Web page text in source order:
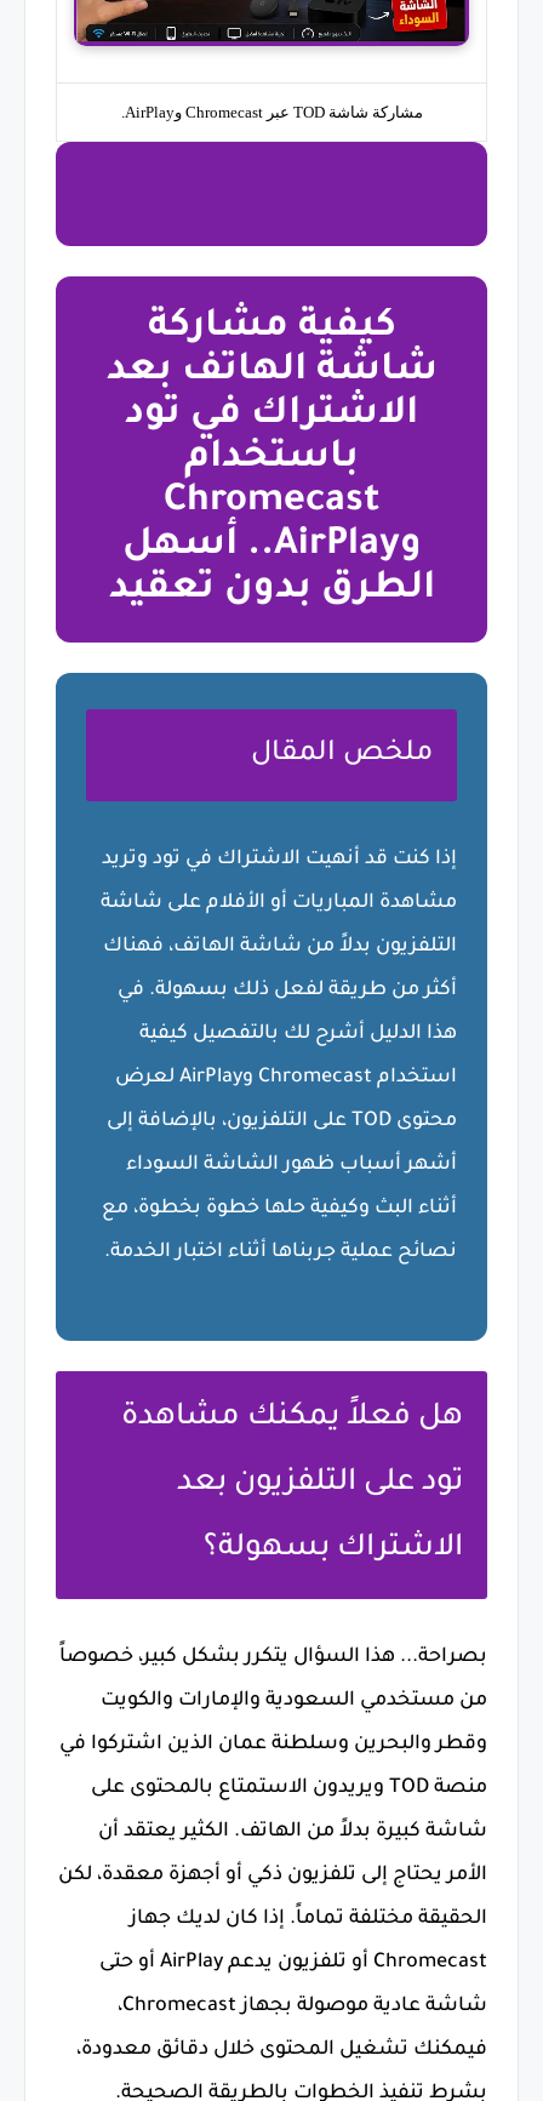
مشاركة شاشة TOD عبر Chromecast وAirPlay.
كيفية مشاركة
شاشة الهاتف بعد
الاشتراك في تود
باستخدام
Chromecast
وAirPlay.. أسهل
الطرق بدون تعقيد
ملخص المقال
إذا كنت قد أنهيت الاشتراك في تود وتريد
مشاهدة المباريات أو الأفلام على شاشة
التلفزيون بدلاً من شاشة الهاتف، فهناك
أكثر من طريقة لفعل ذلك بسهولة. في
هذا الدليل أشرح لك بالتفصيل كيفية
استخدام Chromecast وAirPlay لعرض
محتوى TOD على التلفزيون، بالإضافة إلى
أشهر أسباب ظهور الشاشة السوداء
أثناء البث وكيفية حلها خطوة بخطوة، مع
نصائح عملية جربناها أثناء اختبار الخدمة.
هل فعلاً يمكنك مشاهدة
تود على التلفزيون بعد
الاشتراك بسهولة؟
بصراحة... هذا السؤال يتكرر بشكل كبير، خصوصاً
من مستخدمي السعودية والإمارات والكويت
وقطر والبحرين وسلطنة عمان الذين اشتركوا في
منصة TOD ويريدون الاستمتاع بالمحتوى على
شاشة كبيرة بدلاً من الهاتف. الكثير يعتقد أن
الأمر يحتاج إلى تلفزيون ذكي أو أجهزة معقدة، لكن
الحقيقة مختلفة تماماً. إذا كان لديك جهاز
Chromecast أو تلفزيون يدعم AirPlay أو حتى
شاشة عادية موصولة بجهاز Chromecast،
فيمكنك تشغيل المحتوى خلال دقائق معدودة،
بشرط تنفيذ الخطوات بالطريقة الصحيحة.